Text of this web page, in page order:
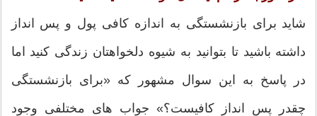
شاید برای بازنشستگی به اندازه کافی پول و پس انداز
داشته باشید تا بتوانید به شیوه دلخواهتان زندگی کنید اما
در پاسخ به این سوال مشهور که «برای بازنشستگی
چقدر پس انداز کافیست؟» جواب های مختلفی وجود